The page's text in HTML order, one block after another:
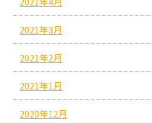
2021年3月
2021年2月
2021年1月
2020年12月